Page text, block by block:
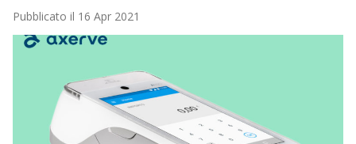
Pubblicato il 16 Apr 2021